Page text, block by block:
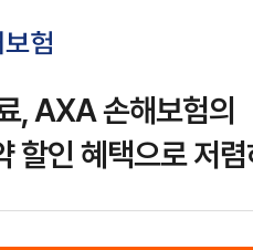
, AXA 손해보험의
할인 혜택으로 저